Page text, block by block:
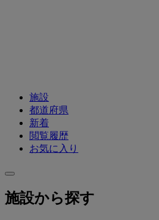
施設
都道府県
新着
閲覧履歴
お気に入り
施設から探す